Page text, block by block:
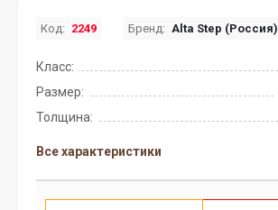
Код: 2249 Бренд: Alta Step (Россия)
Класс:
Размер:
Толщина:
Все характеристики